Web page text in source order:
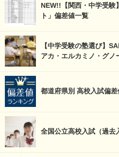
NEW!!【関西・中学受験
ト」偏差値一覧
【中学受験の塾選び】
アカ・エルカミノ・グノ
都道府県別 高校入試偏
全国公立高校入試（過去